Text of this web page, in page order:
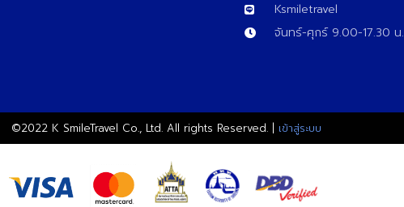
Ksmiletravel
จันทร์-ศุกร์ 9.00-17.30 น.
©2022 K SmileTravel Co., Ltd. All rights Reserved. | เข้าสู่ระบบ